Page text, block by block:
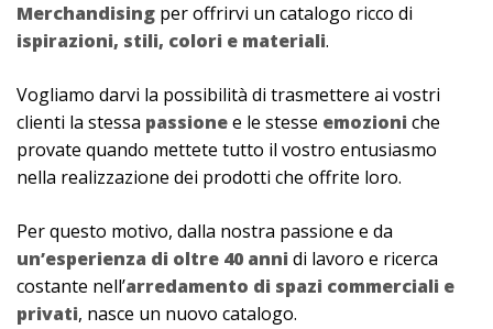
Merchandising per offrirvi un catalogo ricco di
ispirazioni, stili, colori e materiali.
Vogliamo darvi la possibilità di trasmettere ai vostri
clienti la stessa passionee le stesse emozioni che
provate quando mettete tutto il vostro entusiasmo
nella realizzazione dei prodotti che offrite loro.
Per questo motivo, dalla nostra passione e da
un’esperienza di oltre 40 anni di lavoro e ricerca
costante nell’arredamento di spazi commerciali e
privati, nasce un nuovo catalogo.